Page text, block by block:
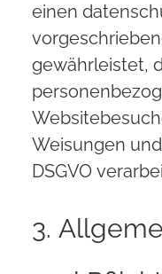
einen
gewährleistet,
Weisungen
DSGVO
3.